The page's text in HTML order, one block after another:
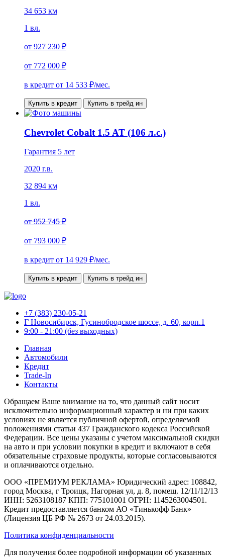
34 653 км
1 вл.
от927 230 ₽
от 772 000 ₽
в кредит от 14 533 ₽/мес.
Купить в кредит Купить в трейд ин
Chevrolet Cobalt 1.5 AT (106 л.с.)
Гарантия 5 лет
2020 г.в.
32 894 км
1 вл.
от952 745 ₽
от 793 000 ₽
в кредит от 14 929 ₽/мес.
Купить в кредит Купить в трейд ин
+7 (383) 230-05-21
Г Новосибирск, Гусинобродское шоссе, д. 60, корп.1
9:00 - 21:00 (без выходных)
Главная
Автомобили
Кредит
Trade-In
Контакты
Обращаем Ваше внимание на то, что данный сайт носит
исключительно информационный характер и ни при каких
условиях не является публичной офертой, определяемой
положениями статьи 437 Гражданского кодекса Российской
Федерации. Все цены указаны с учетом максимальной скидки
на авто и при условии покупки в кредит и включают в себя
обязательные страховые продукты, которые согласовываются
и оплачиваются отдельно.
ООО «ПРЕМИУМ РЕКЛАМА» Юридический адрес: 108842,
город Москва, г Троицк, Нагорная ул, д. 8, помещ. 12/11/12/13
ИНН: 5263108187 КПП: 775101001 ОГРН: 1145263004501.
Кредит предоставляется банком АО «Тинькофф Банк»
(Лицензия ЦБ РФ № 2673 от 24.03.2015).
Политика конфиденциальности
Для получения более подробной информации об указанных